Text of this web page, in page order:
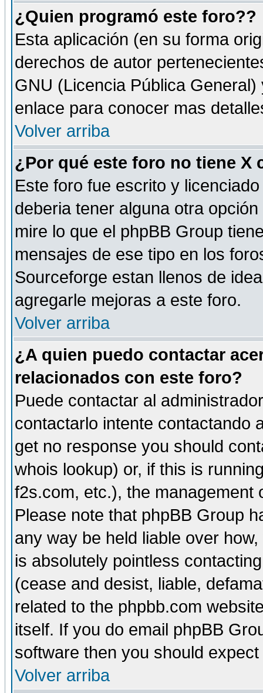
¿Quien programó este foro??
Esta aplicación (en su forma
derechos de autor
GNU (Licencia Pública
enlace para conocer mas
Volver arriba
¿Por qué este foro no tiene X
Este foro fue escrito y
deberia tener alguna otra
mire lo que el phpBB Group
mensajes de ese tipo en los
Sourceforge estan llenos de
agregarle mejoras a este foro.
Volver arriba
¿A quien puedo contactar
relacionados con este foro?
Puede contactar al
contactarlo intente contactando
get no response you should
whois lookup) or, if this is
f2s.com, etc.), the management
Please note that phpBB Group
any way be held liable over
is absolutely pointless
(cease and desist, liable,
related to the phpbb.com
itself. If you do email phpBB
software then you should
Volver arriba